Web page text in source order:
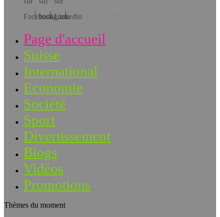
Téléchargez l’app!
Page d'accueil
Suisse
International
Economie
Société
Sport
Divertissement
Blogs
Vidéos
Promotions
Thèmes du moment